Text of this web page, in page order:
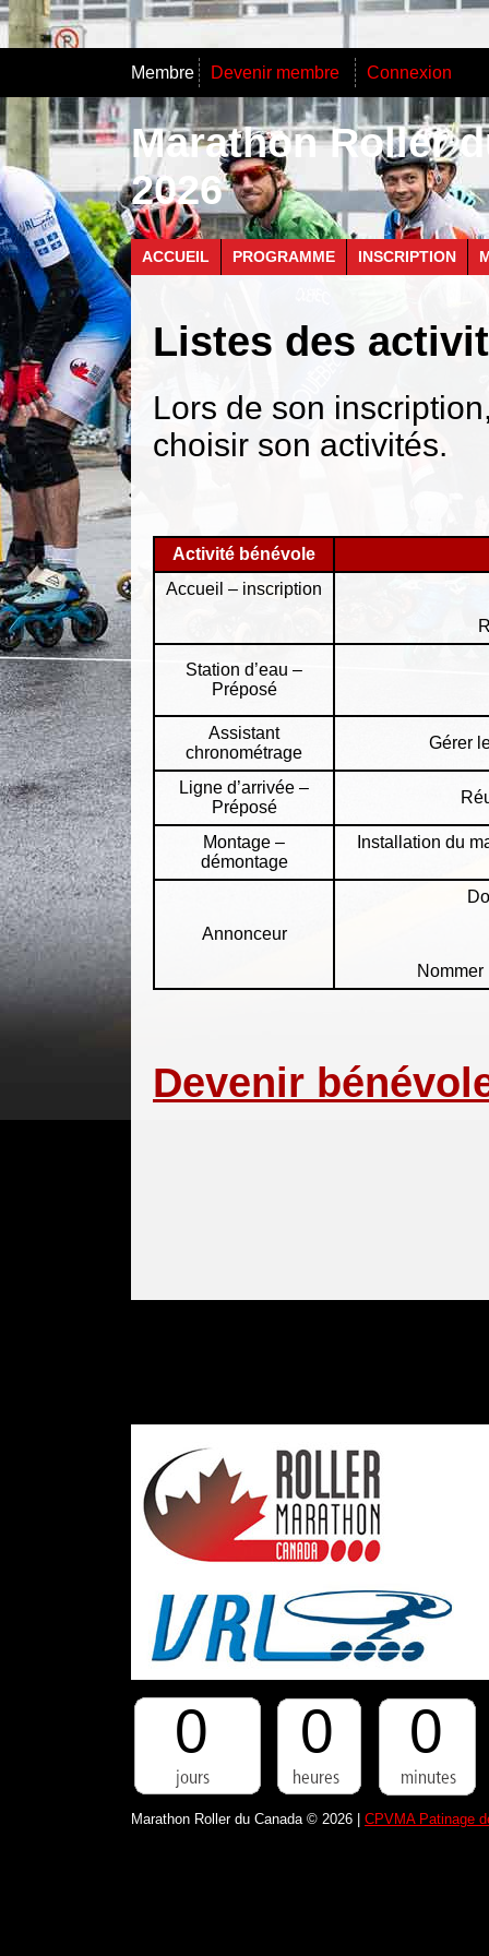
Membre Devenir membre Connexion
Marathon Roller
2026
ACCUEIL PROGRAMME INSCRIPTION
Listes des
Lors de son
choisir son activités.
Activité bénévole
Accueil – inscription
Station d’eau –
Préposé
Assistant
chronométrage
Gérer
Ligne d’arrivée –
Préposé
Montage –
démontage
Installation du
Annonceur
Devenir
0 0 0
Marathon Roller du Canada © 2026 | CPVMA Patinage